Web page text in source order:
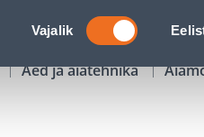
Nõusoleku
valik
Vajalik
KAMPAANIAD
Aed ja aiatehnika